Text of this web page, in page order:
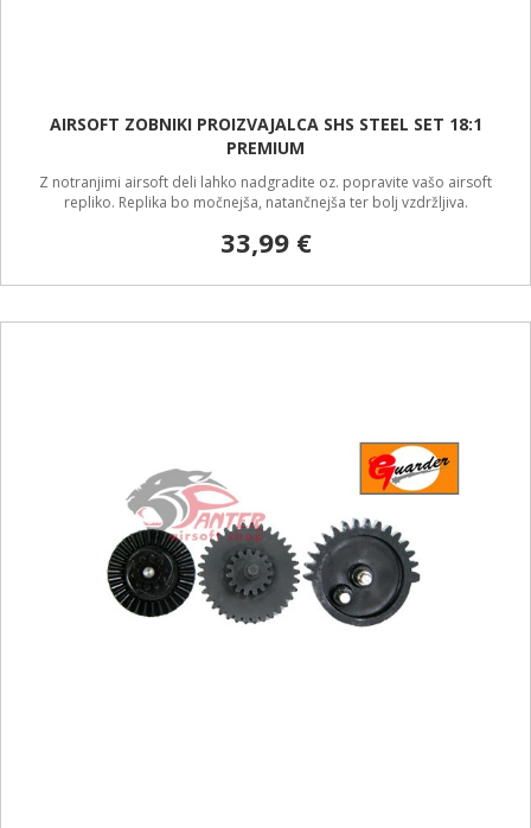
AIRSOFT ZOBNIKI PROIZVAJALCA SHS STEEL SET 18:1
PREMIUM
Z notranjimi airsoft deli lahko nadgradite oz. popravite vašo airsoft
repliko. Replika bo močnejša, natančnejša ter bolj vzdržljiva.
33,99 €